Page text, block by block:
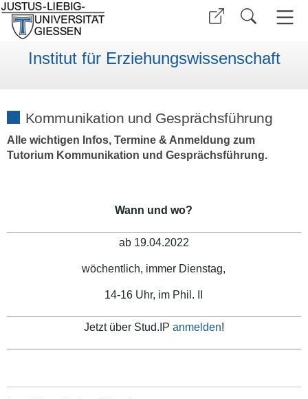
Institut für Erziehungswissenschaft
Kommunikation und Gesprächsführung
Alle wichtigen Infos, Termine & Anmeldung zum
Tutorium Kommunikation und Gesprächsführung.
Wann und wo?
ab 19.04.2022
wöchentlich, immer Dienstag,
14-16 Uhr, im Phil. II
Jetzt über Stud.IP anmelden!